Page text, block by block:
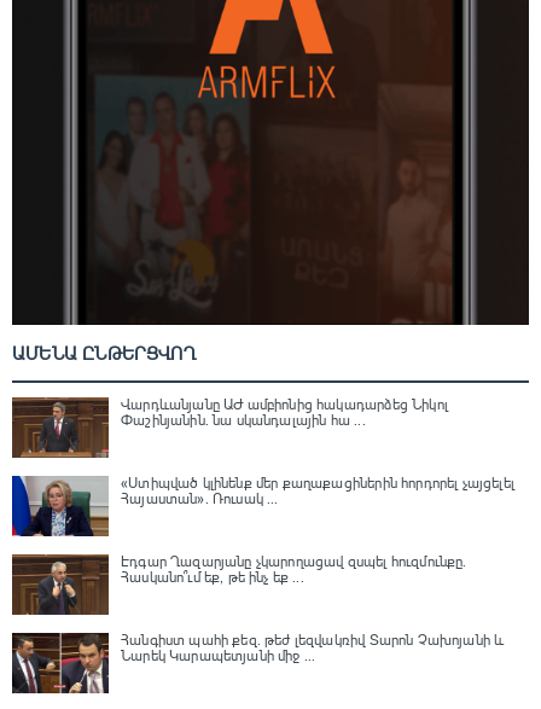
ԱՄԵՆԱ ԸՆԹԵՐՑՎՈՂ
Վարդևանյանը ԱԺ ամբիոնից հակադարձեց Նիկոլ
Փաշինյանին․ նա սկանդալային հա ...
«Ստիպված կլինենք մեր քաղաքացիներին հորդորել չայցելել
Հայաստան»․ Ռուսակ ...
Էդգար Ղազարյանը չկարողացավ զսպել հուզմունքը.
Հասկանո՞ւմ եք, թե ինչ եք ...
Հանգիստ պահի քեզ. թեժ լեզվակռիվ Տարոն Չախոյանի և
Նարեկ Կարապետյանի միջ ...